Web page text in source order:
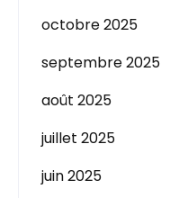
octobre 2025
septembre 2025
août 2025
juillet 2025
juin 2025